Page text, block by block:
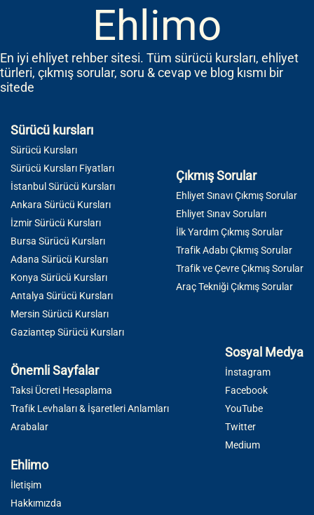
Ehlimo
En iyi ehliyet rehber sitesi. Tüm sürücü kursları, ehliyet
türleri, çıkmış sorular, soru & cevap ve blog kısmı bir
sitede
Sürücü kursları
Sürücü Kursları
Sürücü Kursları Fiyatları
İstanbul Sürücü Kursları
Ankara Sürücü Kursları
İzmir Sürücü Kursları
Bursa Sürücü Kursları
Adana Sürücü Kursları
Konya Sürücü Kursları
Antalya Sürücü Kursları
Mersin Sürücü Kursları
Gaziantep Sürücü Kursları
Çıkmış Sorular
Ehliyet Sınavı Çıkmış Sorular
Ehliyet Sınav Soruları
İlk Yardım Çıkmış Sorular
Trafik Adabı Çıkmış Sorular
Trafik ve Çevre Çıkmış Sorular
Araç Tekniği Çıkmış Sorular
Önemli Sayfalar
Taksi Ücreti Hesaplama
Trafik Levhaları & İşaretleri Anlamları
Arabalar
Sosyal Medya
İnstagram
Facebook
YouTube
Twitter
Medium
Ehlimo
İletişim
Hakkımızda